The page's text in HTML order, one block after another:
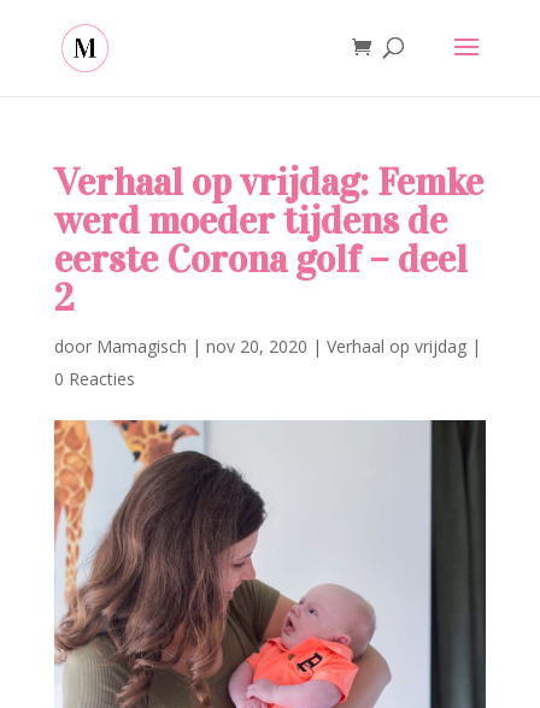
Verhaal op vrijdag: Femke
werd moeder tijdens de
eerste Corona golf – deel
2
door Mamagisch | nov 20, 2020 | Verhaal op vrijdag|
0 Reacties